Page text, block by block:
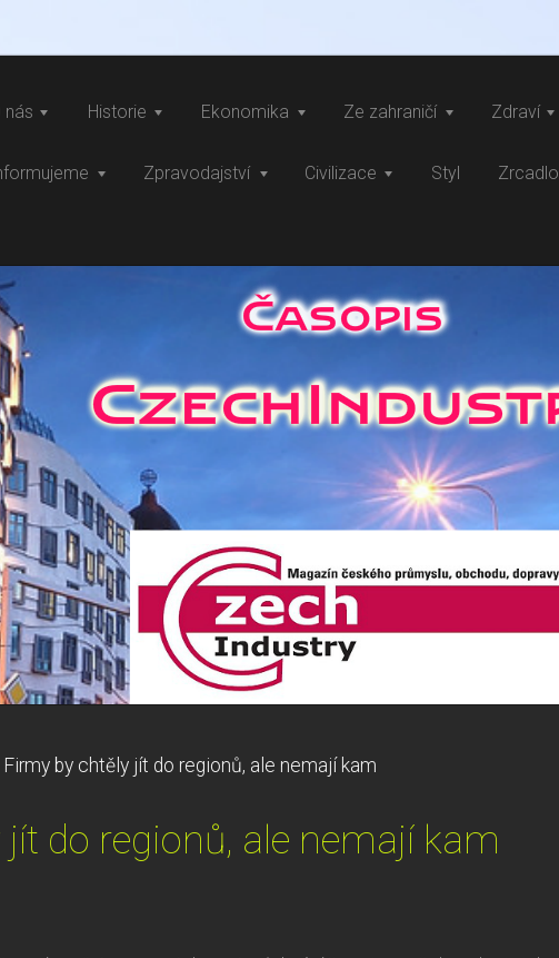
nás Historie Ekonomika Ze zahraničí Zdraví
Zpravodajství Civilizace Styl Zrcadlo
Firmy by chtěly jít do regionů, ale nemají kam
do regionů, ale nemají kam